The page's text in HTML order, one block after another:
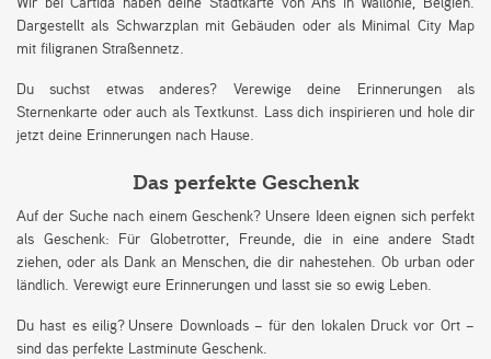
Dargestellt als Schwarzplan mit Gebäuden oder als Minimal City Map
mit filigranen Straßennetz.
Du suchst etwas anderes? Verewige deine Erinnerungen als
Sternenkarte oder auch als Textkunst. Lass dich inspirieren und hole dir
jetzt deine Erinnerungen nach Hause.
Das perfekte Geschenk
Auf der Suche nach einem Geschenk? Unsere Ideen eignen sich perfekt
als Geschenk: Für Globetrotter, Freunde, die in eine andere Stadt
ziehen, oder als Dank an Menschen, die dir nahestehen. Ob urban oder
ländlich. Verewigt eure Erinnerungen und lasst sie so ewig Leben.
Du hast es eilig? Unsere Downloads – für den lokalen Druck vor Ort –
sind das perfekte Lastminute Geschenk.